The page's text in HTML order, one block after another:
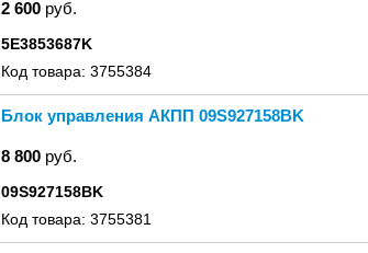
2 600 руб.
5E3853687K
Код товара: 3755384
Блок управления АКПП 09S927158BK
8 800 руб.
09S927158BK
Код товара: 3755381